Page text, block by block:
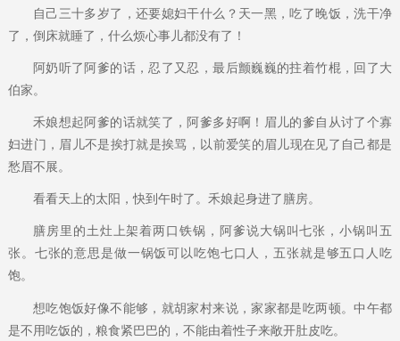
自己三十多岁了，还要媳妇干什么？天一黑，吃了晚饭，洗干净
了，倒床就睡了，什么烦心事儿都没有了！
阿奶听了阿爹的话，忍了又忍，最后颤巍巍的拄着竹棍，回了大
伯家。
禾娘想起阿爹的话就笑了，阿爹多好啊！眉儿的爹自从讨了个寡
妇进门，眉儿不是挨打就是挨骂，以前爱笑的眉儿现在见了自己都是
愁眉不展。
看看天上的太阳，快到午时了。禾娘起身进了膳房。
膳房里的土灶上架着两口铁锅，阿爹说大锅叫七张，小锅叫五
张。七张的意思是做一锅饭可以吃饱七口人，五张就是够五口人吃
饱。
想吃饱饭好像不能够，就胡家村来说，家家都是吃两顿。中午都
是不用吃饭的，粮食紧巴巴的，不能由着性子来敞开肚皮吃。